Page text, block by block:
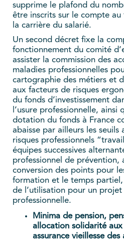
supprime le plafond du
être inscrits sur le compte au
la carrière du salarié.
Un second décret fixe la
fonctionnement du comité
assister la commission des
maladies professionnelles
cartographie des métiers et
aux facteurs de risques
du fonds d’investissement
l’usure professionnelle, ainsi
dotation du fonds à France
abaisse par ailleurs les seuils
risques professionnels
équipes successives
professionnel de prévention,
conversion des points pour
formation et le temps
de l’utilisation pour un
professionnelle.
Minima de pension,
allocation solidarité aux
assurance vieillesse des